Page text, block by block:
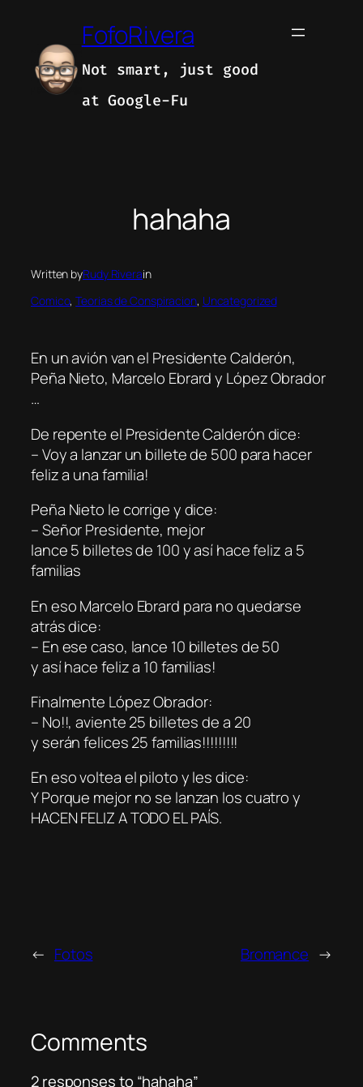
content
FofoRivera
Not smart, just good
at Google-Fu
hahaha
Written byRudy Riverain
Comico, Teorias de Conspiracion, Uncategorized
En un avión van el Presidente Calderón,
Peña Nieto, Marcelo Ebrard y López Obrador
…
De repente el Presidente Calderón dice:
– Voy a lanzar un billete de 500 para hacer
feliz a una familia!
Peña Nieto le corrige y dice:
– Señor Presidente, mejor
lance 5 billetes de 100 y así hace feliz a 5
familias
En eso Marcelo Ebrard para no quedarse
atrás dice:
– En ese caso, lance 10 billetes de 50
y así hace feliz a 10 familias!
Finalmente López Obrador:
– No!!, aviente 25 billetes de a 20
y serán felices 25 familias!!!!!!!!!
En eso voltea el piloto y les dice:
Y Porque mejor no se lanzan los cuatro y
HACEN FELIZ A TODO EL PAÍS.
← Fotos Bromance →
Comments
2 responses to “hahaha”